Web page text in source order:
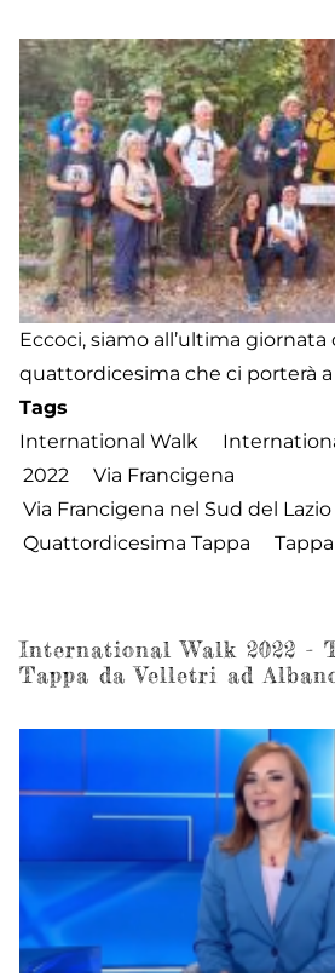
Eccoci, siamo all’ultima giornata
quattordicesima che ci porterà a
Tags
International Walk
2022
Via Francigena
Via Francigena nel Sud del Lazio
Quattordicesima Tappa
International Walk 2022 -
Tappa da Velletri ad